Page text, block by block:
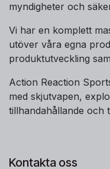
myndigheter och
Vi har en komplett
utöver våra egna
produktutveckling
Action Reaction
med skjutvapen,
tillhandahållande och
Kontakta oss